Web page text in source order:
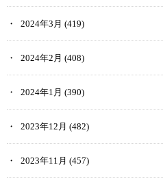
2024年3月 (419)
2024年2月 (408)
2024年1月 (390)
2023年12月 (482)
2023年11月 (457)